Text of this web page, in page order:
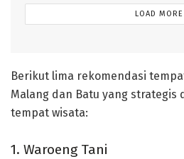
LOAD MORE
Berikut lima rekomendasi
Malang dan Batu yang strategis
tempat wisata:
1. Waroeng Tani